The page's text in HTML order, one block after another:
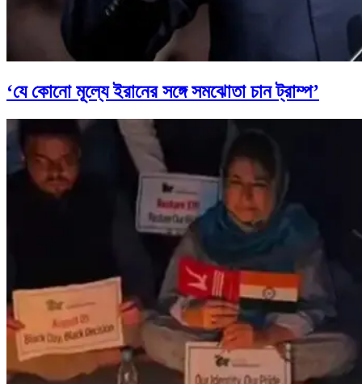
‘যে কোনো মূল্যে ইরানের সঙ্গে সমঝোতা চান ট্রাম্প’